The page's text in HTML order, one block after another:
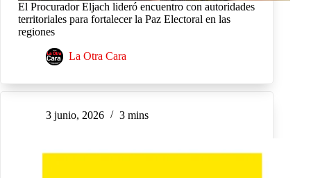
El Procurador Eljach lideró encuentro con autoridades
territoriales para fortalecer la Paz Electoral en las
regiones
La Otra Cara
3 junio, 2026 3 mins